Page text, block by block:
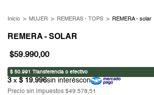
Inicio > MUJER > REMERAS - TOPS > REMERA - solar
REMERA - SOLAR
$59.990,00
Precio sin impuestos $49.578,51